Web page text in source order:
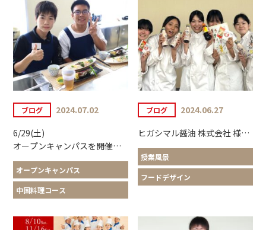
ブログ
2024.07.02
6/29(土)
オープンキャンパスを開催しました
オープンキャンパス
中国料理コース
ブログ
2024.06.27
ヒガシマル醤油 株式会社 様 出前授業
授業風景
フードデザイン